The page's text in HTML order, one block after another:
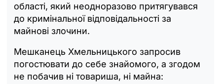
області, який неодноразово притягувався
до кримінальної відповідальності за
майнові злочини.
Мешканець Хмельницького запросив
погостювати до себе знайомого, а згодом
не побачив ні товариша, ні майна: